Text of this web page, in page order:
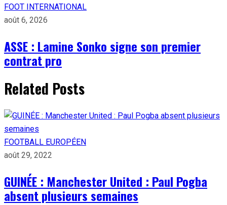
FOOT INTERNATIONAL
août 6, 2026
ASSE : Lamine Sonko signe son premier
contrat pro
Related Posts
FOOTBALL EUROPÉEN
août 29, 2022
GUINÉE : Manchester United : Paul Pogba
absent plusieurs semaines